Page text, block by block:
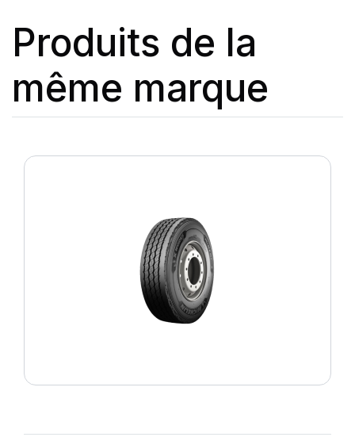
Produits de la
même marque